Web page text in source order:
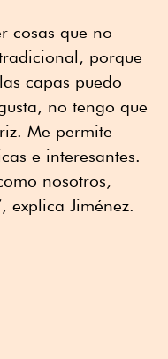
cosas que no
porque
capas puedo
no tengo que
Me permite
e interesantes.
nosotros,
explica Jiménez.